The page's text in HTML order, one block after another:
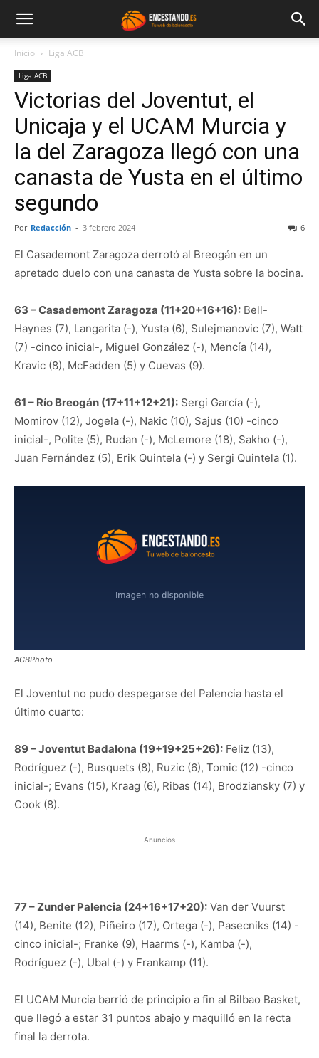
Inicio Liga ACB
Liga ACB
Victorias del Joventut, el
Unicaja y el UCAM Murcia y
la del Zaragoza llegó con una
canasta de Yusta en el último
segundo
Por Redacción - 3 febrero 2024 6
El Casademont Zaragoza derrotó al Breogán en un
apretado duelo con una canasta de Yusta sobre la bocina.
63 – Casademont Zaragoza (11+20+16+16): Bell-
Haynes (7), Langarita (-), Yusta (6), Sulejmanovic (7), Watt
(7) -cinco inicial-, Miguel González (-), Mencía (14),
Kravic (8), McFadden (5) y Cuevas (9).
61 – Río Breogán (17+11+12+21): Sergi García (-),
Momirov (12), Jogela (-), Nakic (10), Sajus (10) -cinco
inicial-, Polite (5), Rudan (-), McLemore (18), Sakho (-),
Juan Fernández (5), Erik Quintela (-) y Sergi Quintela (1).
ACBPhoto
El Joventut no pudo despegarse del Palencia hasta el
último cuarto:
89 – Joventut Badalona (19+19+25+26): Feliz (13),
Rodríguez (-), Busquets (8), Ruzic (6), Tomic (12) -cinco
inicial-; Evans (15), Kraag (6), Ribas (14), Brodziansky (7) y
Cook (8).
Anuncios
77 – Zunder Palencia (24+16+17+20): Van der Vuurst
(14), Benite (12), Piñeiro (17), Ortega (-), Pasecniks (14) -
cinco inicial-; Franke (9), Haarms (-), Kamba (-),
Rodríguez (-), Ubal (-) y Frankamp (11).
El UCAM Murcia barrió de principio a fin al Bilbao Basket,
que llegó a estar 31 puntos abajo y maquilló en la recta
final la derrota.